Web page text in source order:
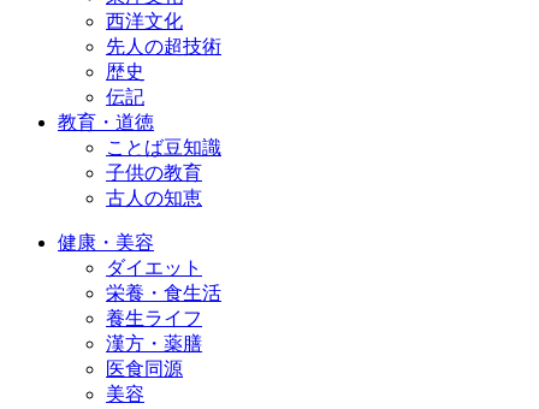
西洋文化
先人の超技術
歴史
伝記
教育・道徳
ことば豆知識
子供の教育
古人の知恵
健康・美容
ダイエット
栄養・食生活
養生ライフ
漢方・薬膳
医食同源
美容